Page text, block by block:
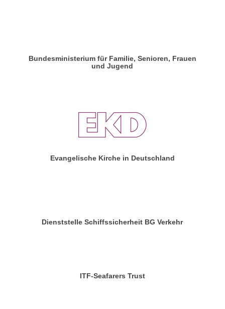
Bundesministerium für Familie, Senioren, Frauen
und Jugend
Evangelische Kirche in Deutschland
Dienststelle Schiffssicherheit BG Verkehr
ITF-Seafarers Trust